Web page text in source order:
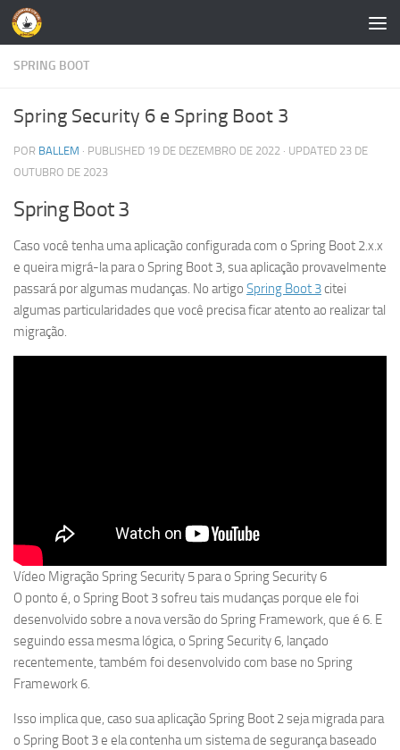
Skip to content
SPRING BOOT
Spring Security 6 e Spring Boot 3
POR BALLEM · PUBLISHED 19 DE DEZEMBRO DE 2022 · UPDATED 23 DE
OUTUBRO DE 2023
Spring Boot 3
Caso você tenha uma aplicação configurada com o Spring Boot 2.x.x
e queira migrá-la para o Spring Boot 3, sua aplicação provavelmente
passará por algumas mudanças. No artigo Spring Boot 3citei
algumas particularidades que você precisa ficar atento ao realizar tal
migração.
Vídeo Migração Spring Security 5 para o Spring Security 6
O ponto é, o Spring Boot 3 sofreu tais mudanças porque ele foi
desenvolvido sobre a nova versão do Spring Framework, que é 6. E
seguindo essa mesma lógica, o Spring Security 6, lançado
recentemente, também foi desenvolvido com base no Spring
Framework 6.
Isso implica que, caso sua aplicação Spring Boot 2 seja migrada para
o Spring Boot 3 e ela contenha um sistema de segurança baseado